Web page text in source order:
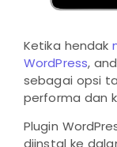
Ketika hendak
WordPress,
sebagai opsi
performa dan
Plugin